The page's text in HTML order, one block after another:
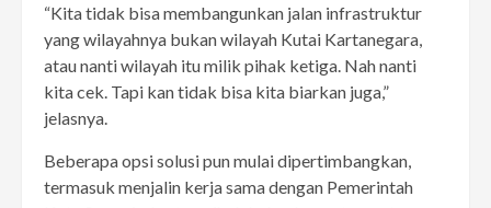
“Kita tidak bisa membangunkan jalan infrastruktur
yang wilayahnya bukan wilayah Kutai Kartanegara,
atau nanti wilayah itu milik pihak ketiga. Nah nanti
kita cek. Tapi kan tidak bisa kita biarkan juga,”
jelasnya.
Beberapa opsi solusi pun mulai dipertimbangkan,
termasuk menjalin kerja sama dengan Pemerintah